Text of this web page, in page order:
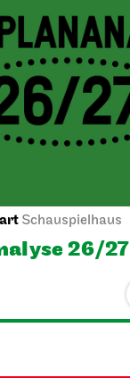
Schauspielhaus
26/27